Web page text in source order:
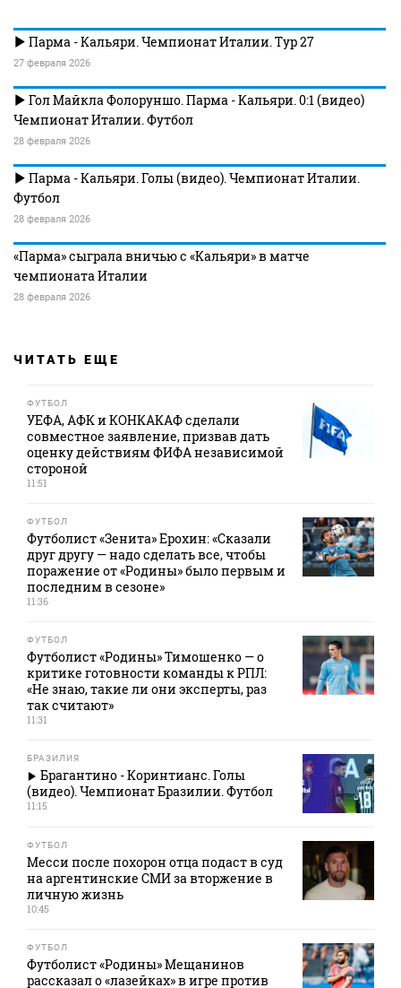
Парма - Кальяри. Чемпионат Италии. Тур 27
27 февраля 2026
Гол Майкла Фолоруншо. Парма - Кальяри. 0:1 (видео)
Чемпионат Италии. Футбол
28 февраля 2026
Парма - Кальяри. Голы (видео). Чемпионат Италии.
Футбол
28 февраля 2026
«Парма» сыграла вничью с «Кальяри» в матче
чемпионата Италии
28 февраля 2026
ЧИТАТЬ ЕЩЕ
ФУТБОЛ
УЕФА, АФК и КОНКАКАФ сделали
совместное заявление, призвав дать
оценку действиям ФИФА независимой
стороной
11:51
ФУТБОЛ
Футболист «Зенита» Ерохин: «Сказали
друг другу — надо сделать все, чтобы
поражение от «Родины» было первым и
последним в сезоне»
11:36
ФУТБОЛ
Футболист «Родины» Тимошенко — о
критике готовности команды к РПЛ:
«Не знаю, такие ли они эксперты, раз
так считают»
11:31
БРАЗИЛИЯ
Брагантино - Коринтианс. Голы
(видео). Чемпионат Бразилии. Футбол
11:15
ФУТБОЛ
Месси после похорон отца подаст в суд
на аргентинские СМИ за вторжение в
личную жизнь
10:45
ФУТБОЛ
Футболист «Родины» Мещанинов
рассказал о «лазейках» в игре против